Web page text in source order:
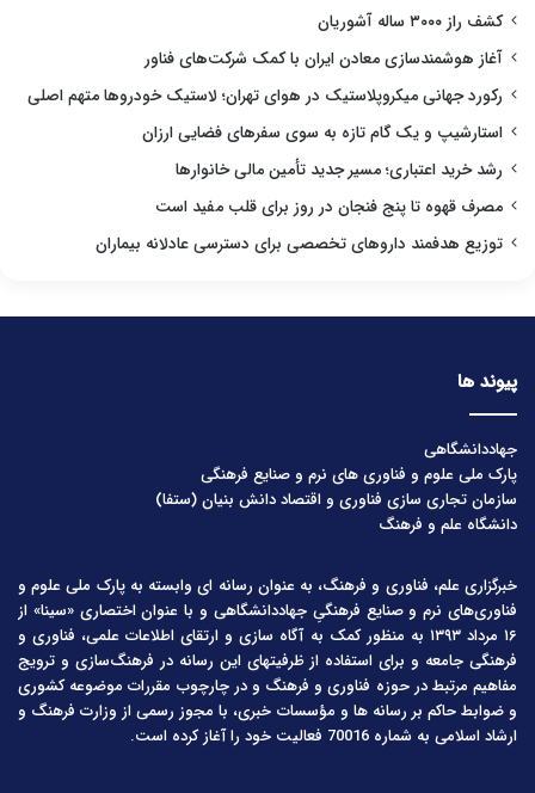
کشف راز ۳۰۰۰ ساله آشوریان
آغاز هوشمندسازی معادن ایران با کمک شرکت‌های فناور
رکورد جهانی میکروپلاستیک در هوای تهران؛ لاستیک خودروها متهم اصلی
استارشیپ و یک گام تازه به سوی سفرهای فضایی ارزان
رشد خرید اعتباری؛ مسیر جدید تأمین مالی خانوارها
مصرف قهوه تا پنج فنجان در روز برای قلب مفید است
توزیع هدفمند داروهای تخصصی برای دسترسی عادلانه بیماران
پیوند ها
جهاددانشگاهی
پارک ملی علوم و فناوری های نرم و صنایع فرهنگی
سازمان تجاری سازی فناوری و اقتصاد دانش بنیان (ستفا)
دانشگاه علم و فرهنگ
خبرگزاری علم، فناوری و فرهنگ، به عنوان رسانه ای وابسته به پارک ملی علوم و
فناوری‌های نرم و صنایع فرهنگیِ جهاددانشگاهی و با عنوان اختصاری «سینا» از
۱۶ مرداد ۱۳۹۳ به منظور کمک به آگاه سازی و ارتقای اطلاعات علمی، فناوری و
فرهنگی جامعه و برای استفاده از ظرفیتهای این رسانه در فرهنگ‌سازی و ترویج
مفاهیم مرتبط در حوزه فناوری و فرهنگ و در چارچوب مقررات موضوعه کشوری
و ضوابط حاکم بر رسانه ها و مؤسسات خبری، با مجوز رسمی از وزارت فرهنگ و
ارشاد اسلامی به شماره 70016 فعالیت خود را آغاز کرده است.